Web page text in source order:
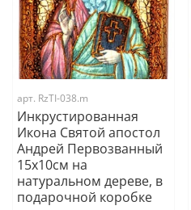
арт. RzTI-038.m
Инкрустированная
Икона Святой апостол
Андрей Первозванный
15х10см на
натуральном дереве, в
подарочной коробке